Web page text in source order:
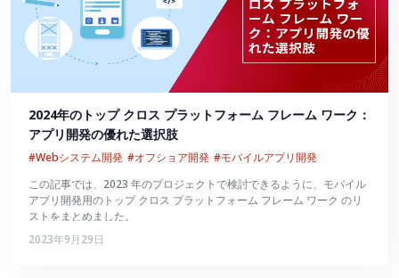
2024年のトップ クロス プラットフォーム フレーム ワーク：
アプリ開発の優れた選択肢
#Webシステム開発 #オフショア開発 #モバイルアプリ開発
この記事では、2023 年のプロジェクトで検討できるように、モバイル
アプリ開発用のトップ クロス プラットフォーム フレーム ワーク のリ
ストをまとめました。
2023年9月29日